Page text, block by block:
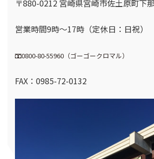
〒880-0212 宮崎県宮崎市佐土原町下
営業時間9時～17時（定休日：日祝）
0800-80-55960（ゴーゴークロマル）
FAX：0985-72-0132